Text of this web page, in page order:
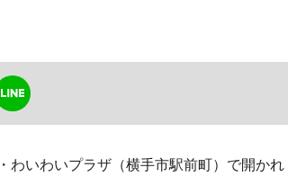
わいわいプラザ（横手市駅前町）で開かれ